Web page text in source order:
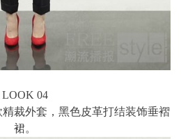
LOOK 04
裁外套，黑色皮革打结装饰垂褶
裙。